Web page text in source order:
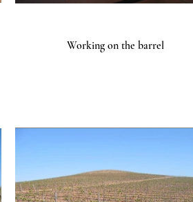
Working on the barrel